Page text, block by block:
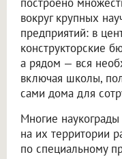
вокруг крупных
предприятий: в
конструкторские
а рядом — вся
включая школы,
сами дома для
Многие
на их территории
по специальному